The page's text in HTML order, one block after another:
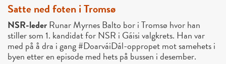
Satte ned foten i Tromsø
NSR-lederRunar Myrnes Balto bor i Tromsø hvor han
stiller som 1. kandidat for NSR i Gáisi valgkrets. Han var
med på å dra i gang #DoarváiDál-oppropet mot samehets i
byen etter en episode med hets på bussen i desember.